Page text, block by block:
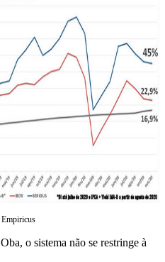
o sistema não se restringe à